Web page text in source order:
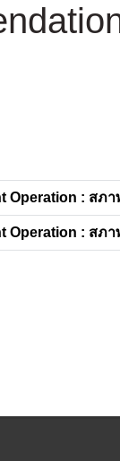
Operation : สภ
Operation : สภ